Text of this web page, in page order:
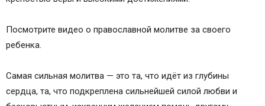
Посмотрите видео о православной молитве за своего
ребенка.
Самая сильная молитва — это та, что идёт из глубины
сердца, та, что подкреплена сильнейшей силой любви и